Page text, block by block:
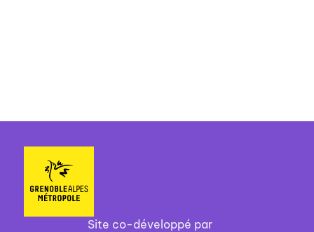
Site co-développé par